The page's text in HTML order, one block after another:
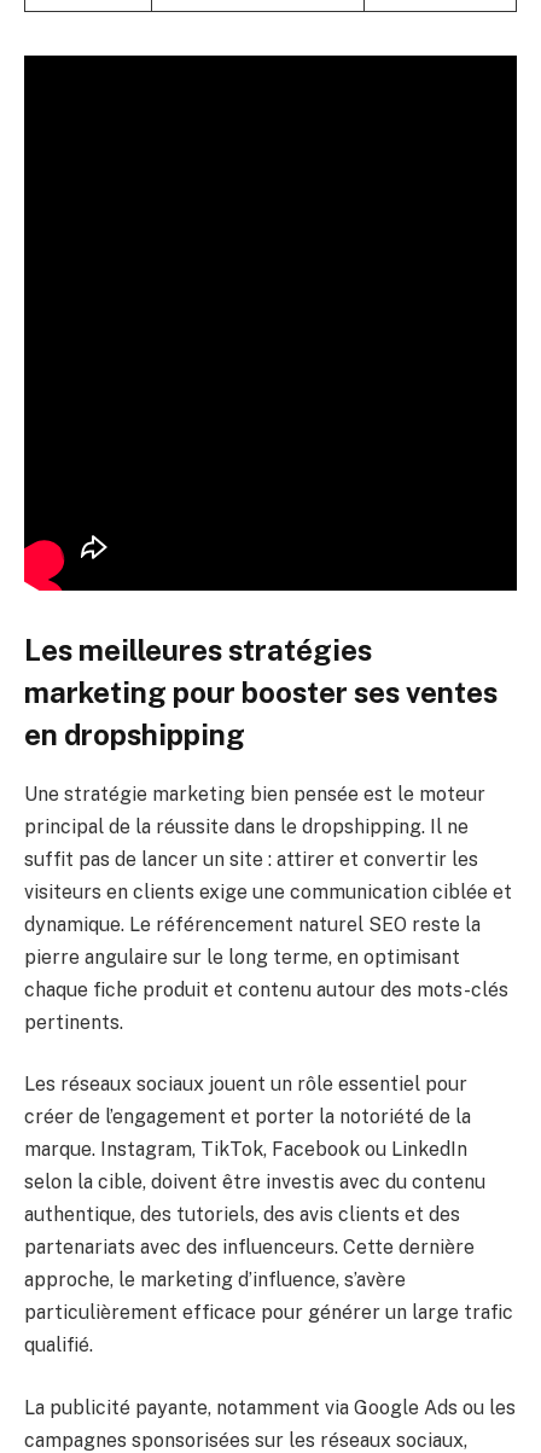
Les meilleures stratégies
marketing pour booster ses ventes
en dropshipping
Une stratégie marketing bien pensée est le moteur
principal de la réussite dans le dropshipping. Il ne
suffit pas de lancer un site : attirer et convertir les
visiteurs en clients exige une communication ciblée et
dynamique. Le référencement naturel SEO reste la
pierre angulaire sur le long terme, en optimisant
chaque fiche produit et contenu autour des mots-clés
pertinents.
Les réseaux sociaux jouent un rôle essentiel pour
créer de l’engagement et porter la notoriété de la
marque. Instagram, TikTok, Facebook ou LinkedIn
selon la cible, doivent être investis avec du contenu
authentique, des tutoriels, des avis clients et des
partenariats avec des influenceurs. Cette dernière
approche, le marketing d’influence, s’avère
particulièrement efficace pour générer un large trafic
qualifié.
La publicité payante, notamment via Google Ads ou les
campagnes sponsorisées sur les réseaux sociaux,